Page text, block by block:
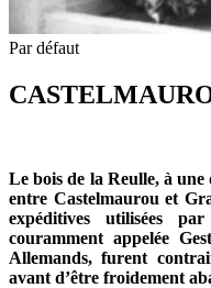
Par défaut
Le bois de la Reulle, à
entre Castelmaurou et
expéditives utilisées
couramment appelée
Allemands, furent
avant d’être froidement